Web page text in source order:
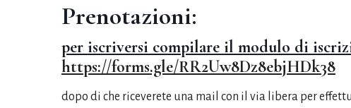
Prenotazioni:
per iscriversi compilare il modulo di
https://forms.gle/RR2Uw8Dz8ebjHDk38
dopo di che riceverete una mail con il via libera per